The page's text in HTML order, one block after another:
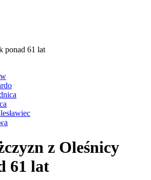
ponad 61 lat
z Oleśnicy
61 lat